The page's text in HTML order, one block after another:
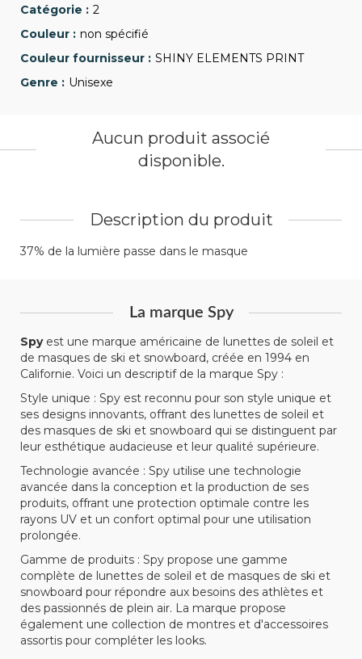
2
non spécifié
SHINY ELEMENTS PRINT
Unisexe
Description du produit
37% de la lumière passe dans le masque
La marque Spy
Spyest une marque américaine de lunettes de soleil et
de masques de ski et snowboard, créée en 1994 en
Californie. Voici un descriptif de la marque Spy :
Style unique : Spy est reconnu pour son style unique et
ses designs innovants, offrant des lunettes de soleil et
des masques de ski et snowboard qui se distinguent par
leur esthétique audacieuse et leur qualité supérieure.
Technologie avancée : Spy utilise une technologie
avancée dans la conception et la production de ses
produits, offrant une protection optimale contre les
rayons UV et un confort optimal pour une utilisation
prolongée.
Gamme de produits : Spy propose une gamme
complète de lunettes de soleil et de masques de ski et
snowboard pour répondre aux besoins des athlètes et
des passionnés de plein air. La marque propose
également une collection de montres et d'accessoires
assortis pour compléter les looks.
Aucun produit associé
disponible.